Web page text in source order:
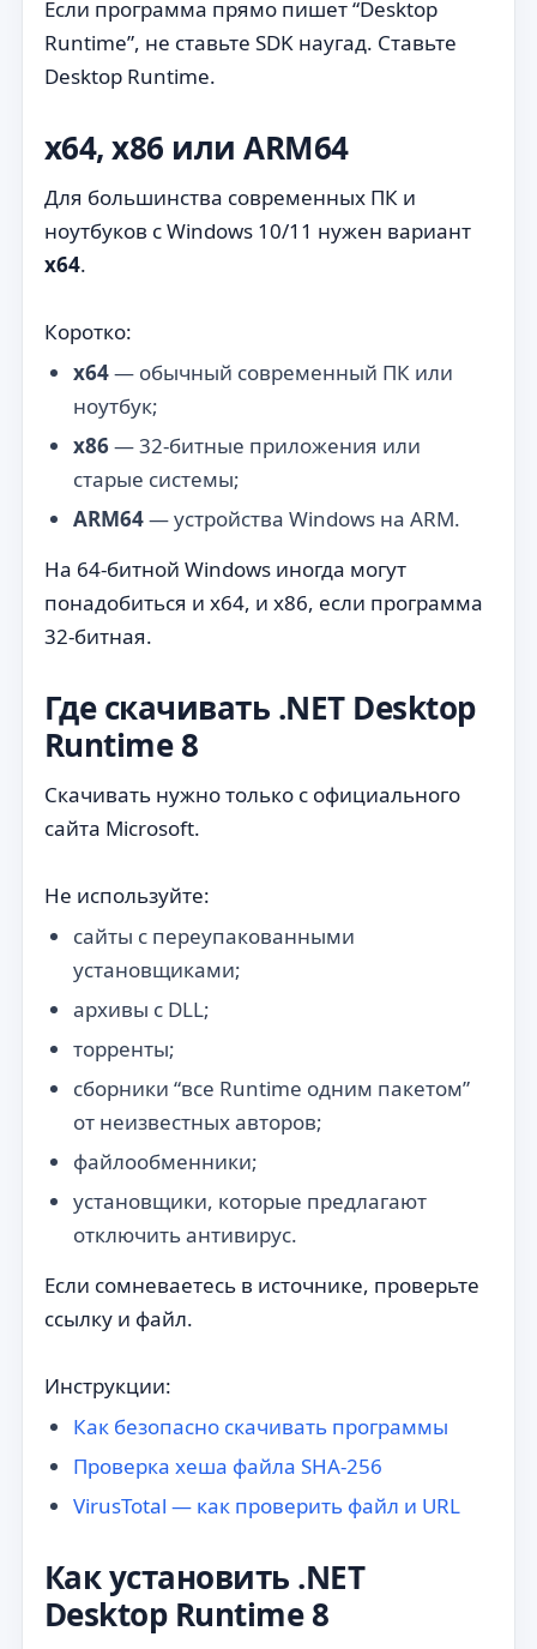
Если программа прямо пишет “Desktop
Runtime”, не ставьте SDK наугад. Ставьте
Desktop Runtime.
x64, x86 или ARM64
Для большинства современных ПК и
ноутбуков с Windows 10/11 нужен вариант
x64.
Коротко:
x64— обычный современный ПК или
ноутбук;
x86 — 32-битные приложения или
старые системы;
ARM64— устройства Windows на ARM.
На 64-битной Windows иногда могут
понадобиться и x64, и x86, если программа
32-битная.
Где скачивать .NET Desktop
Runtime 8
Скачивать нужно только с официального
сайта Microsoft.
Не используйте:
сайты с переупакованными
установщиками;
архивы с DLL;
торренты;
сборники “все Runtime одним пакетом”
от неизвестных авторов;
файлообменники;
установщики, которые предлагают
отключить антивирус.
Если сомневаетесь в источнике, проверьте
ссылку и файл.
Инструкции:
Как безопасно скачивать программы
Проверка хеша файла SHA-256
VirusTotal — как проверить файл и URL
Как установить .NET
Desktop Runtime 8